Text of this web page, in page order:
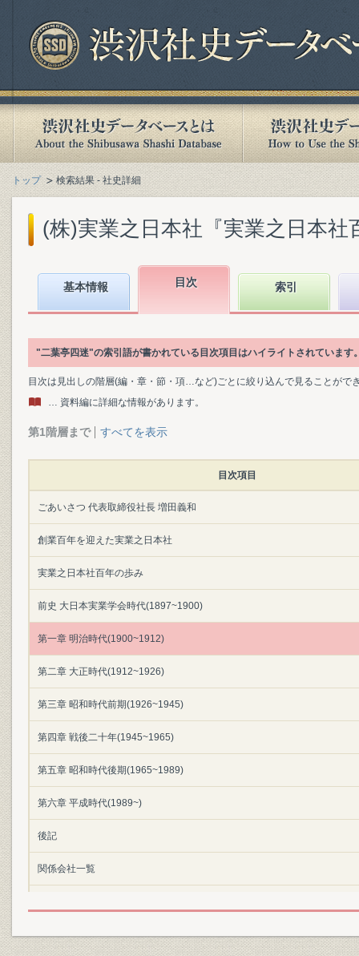
トップ 検索結果 - 社史詳細
(株)実業之日本社『実業之日本社
基本情報 目次 索引
"二葉亭四迷"の索引語が書かれている目次項目はハイライトされています
目次は見出しの階層(編・章・節・項…など)ごとに絞り込んで見ることがで
… 資料編に詳細な情報があります。
第1階層まで すべてを表示
目次項目
ごあいさつ 代表取締役社長 増田義和
創業百年を迎えた実業之日本社
実業之日本社百年の歩み
前史 大日本実業学会時代(1897~1900)
第一章 明治時代(1900~1912)
第二章 大正時代(1912~1926)
第三章 昭和時代前期(1926~1945)
第四章 戦後二十年(1945~1965)
第五章 昭和時代後期(1965~1989)
第六章 平成時代(1989~)
後記
関係会社一覧
年表